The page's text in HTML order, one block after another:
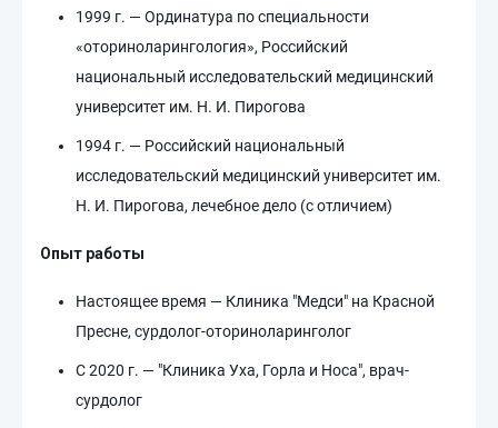
1999 г. — Ординатура по специальности
«оториноларингология», Российский
национальный исследовательский медицинский
университет им. Н. И. Пирогова
1994 г. — Российский национальный
исследовательский медицинский университет им.
Н. И. Пирогова, лечебное дело (с отличием)
Опыт работы
Настоящее время — Клиника "Медси" на Красной
Пресне, сурдолог-оториноларинголог
С 2020 г. — "Клиника Уха, Горла и Носа", врач-
сурдолог